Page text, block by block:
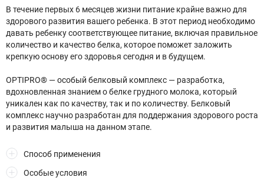
В течение первых 6 месяцев жизни питание крайне важно для
здорового развития вашего ребенка. В этот период необходимо
давать ребенку соответствующее питание, включая правильное
количество и качество белка, которое поможет заложить
крепкую основу его здоровья сегодня и в будущем.
OPTIPRO® — особый белковый комплекс — разработка,
вдохновленная знанием о белке грудного молока, который
уникален как по качеству, так и по количеству. Белковый
комплекс научно разработан для поддержания здорового роста
и развития малыша на данном этапе.
Способ применения
Особые условия